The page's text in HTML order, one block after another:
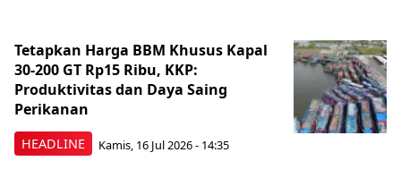
HEADLINE
Tetapkan Harga BBM Khusus Kapal
30-200 GT Rp15 Ribu, KKP:
Produktivitas dan Daya Saing
Perikanan
Kamis, 16 Jul 2026 - 14:35